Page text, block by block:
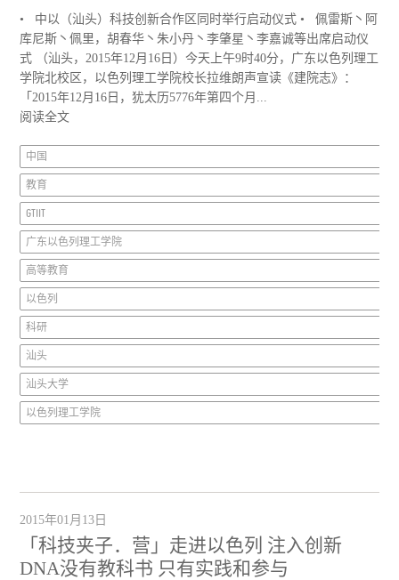
• 中以（汕头）科技创新合作区同时举行启动仪式 • 佩雷斯丶阿
库尼斯丶佩里，胡春华丶朱小丹丶李肇星丶李嘉诚等出席启动仪
式 （汕头，2015年12月16日）今天上午9时40分，广东以色列理工
学院北校区，以色列理工学院校长拉维朗声宣读《建院志》：
「2015年12月16日，犹太历5776年第四个月...
阅读全文
中国
教育
GTIIT
广东以色列理工学院
高等教育
以色列
科研
汕头
汕头大学
以色列理工学院
2015年01月13日
「科技夹子．营」走进以色列 注入创新
DNA没有教科书 只有实践和参与